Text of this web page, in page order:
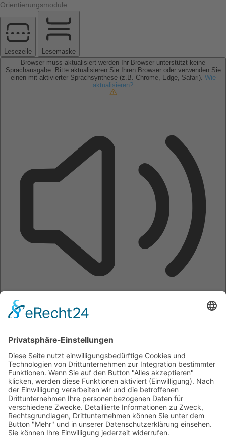
Orientierungsmodule
Lesezeile
Lesemaske
Browser muss aktualisiert werden
Ihr Browser unterstützt keine
Sprachausgabe. Bitte aktualisieren Sie Ihren Browser oder verwenden Sie
einen mit aktivierter Sprachsynthese (z.B. Chrome, Edge, Safari). Wie
aktualisieren?
Tastaturnavigation Bilder ausblenden Töne stummschalten